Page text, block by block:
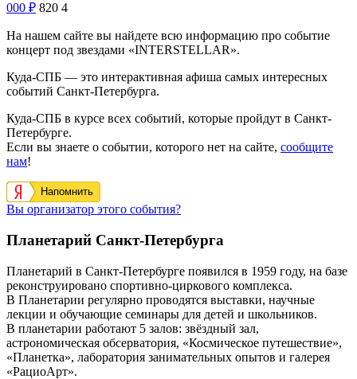
000 ₽ 820 4
На нашем сайте вы найдете всю информацию про событие
концерт под звездами «INTERSTELLAR».
Куда-СПБ — это интерактивная афиша самых интересных
событий Санкт-Петербурга.
Куда-СПБ в курсе всех событий, которые пройдут в Санкт-
Петербурге.
Если вы знаете о событии, которого нет на сайте, сообщите
нам!
Напомнить
Вы организатор этого события?
Планетарий Санкт-Петербурга
Планетарий в Санкт-Петербурге появился в 1959 году, на базе
реконструировано спортивно-циркового комплекса.
В Планетарии регулярно проводятся выставки, научные
лекции и обучающие семинары для детей и школьников.
В планетарии работают 5 залов: звёздный зал,
астрономическая обсерватория, «Космическое путешествие»,
«Планетка», лаборатория занимательных опытов и галерея
«РациоАрт».